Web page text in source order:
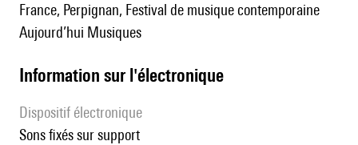
France, Perpignan, Festival de musique contemporaine
Aujourd’hui Musiques
Information sur l'électronique
Dispositif électronique
sons fixés sur support